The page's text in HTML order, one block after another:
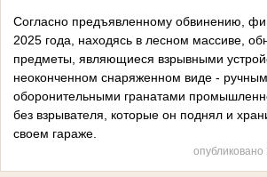
Согласно предъявленному обвинению,
2025 года, находясь в лесном массиве,
предметы, являющиеся взрывными
неоконченном снаряженном виде -
оборонительными гранатами
без взрывателя, которые он поднял и
своем гараже.